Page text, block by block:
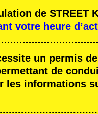
de STREET
votre heure
un permis
de
les informations